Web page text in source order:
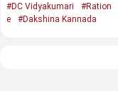
#DC Vidyakumari #Ration
e
#Dakshina Kannada